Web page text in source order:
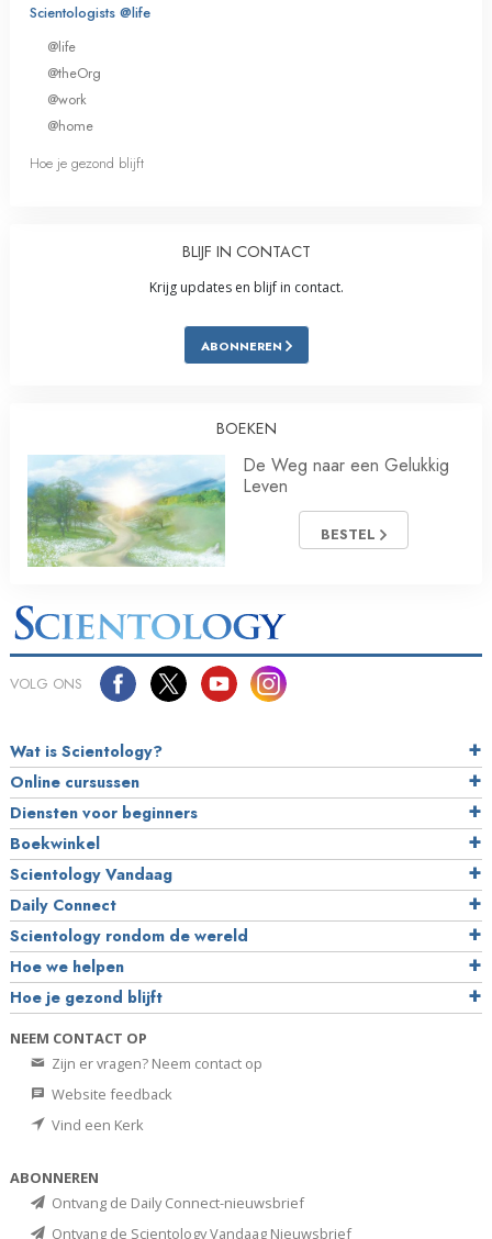
Scientologists @life
@life
@theOrg
@work
@home
Hoe je gezond blijft
BLIJF IN CONTACT
Krijg updates en blijf in contact.
ABONNEREN
BOEKEN
De Weg naar een Gelukkig
Leven
BESTEL
VOLG ONS
Wat is Scientology?
Online cursussen
Diensten voor beginners
Boekwinkel
Scientology Vandaag
Daily Connect
Scientology rondom de wereld
Hoe we helpen
Hoe je gezond blijft
NEEM CONTACT OP
Zijn er vragen? Neem contact op
Website feedback
Vind een Kerk
ABONNEREN
Ontvang de Daily Connect-nieuwsbrief
Ontvang de Scientology Vandaag Nieuwsbrief